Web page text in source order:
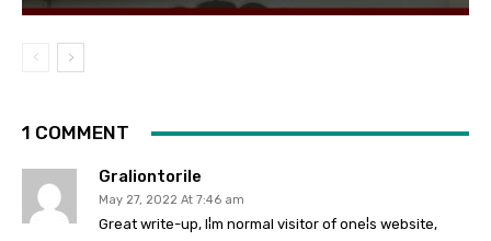
1 COMMENT
Graliontorile
May 27, 2022 At 7:46 am
Great write-up, I¦m normal visitor of one¦s website,